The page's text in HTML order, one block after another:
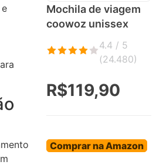
Mochila de viagem
coowoz unissex
4.4 / 5
(24.480)
R$119,90
Comprar na Amazon